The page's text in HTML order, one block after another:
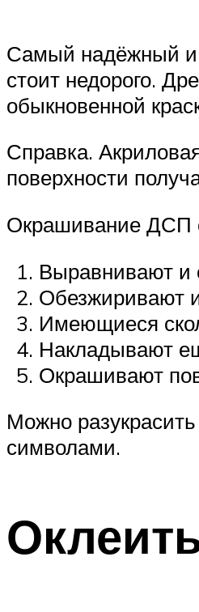
Самый надёжный и
стоит недорого.
обыкновенной
Справка.
поверхности
Окрашивание ДСП
Выравнивают и
Обезжиривают и
Имеющиеся
Накладывают
Окрашивают
Можно
символами.